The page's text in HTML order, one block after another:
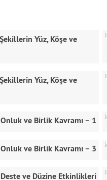
Yüz, Köşe ve
Yüz, Köşe ve
ve Birlik Kavramı – 1
ve Birlik Kavramı – 3
Deste ve Düzine Etkinlikleri